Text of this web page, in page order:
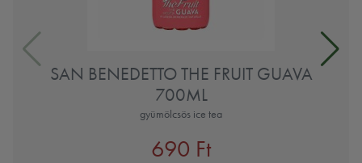
SAN BENEDETTO THE FRUIT GUAVA
700ML
gyümölcsös ice tea
690 Ft